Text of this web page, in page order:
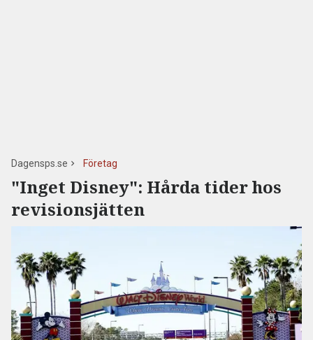
Dagensps.se Företag
"Inget Disney": Hårda tider hos
revisionsjätten